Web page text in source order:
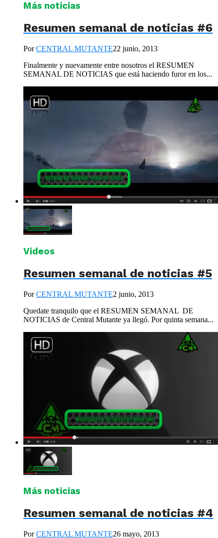
Más noticias
Resumen semanal de noticias #6
PorCENTRAL MUTANTE22 junio, 2013
Finalmente y nuevamente entre nosotros el RESUMEN
SEMANAL DE NOTICIAS que está haciendo furor en los...
Videos
Resumen semanal de noticias #5
PorCENTRAL MUTANTE2 junio, 2013
Quedate tranquilo que el RESUMEN SEMANAL DE
NOTICIAS de Central Mutante ya llegó. Por quinta semana...
Más noticias
Resumen semanal de noticias #4
PorCENTRAL MUTANTE26 mayo, 2013